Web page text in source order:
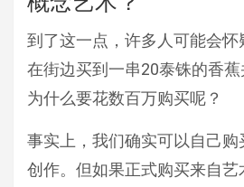
到了这一点，许多人可能会怀
在街边买到一串20泰铢的香蕉
为什么要花数百万购买呢？
事实上，我们确实可以自己
创作。但如果正式购买来自